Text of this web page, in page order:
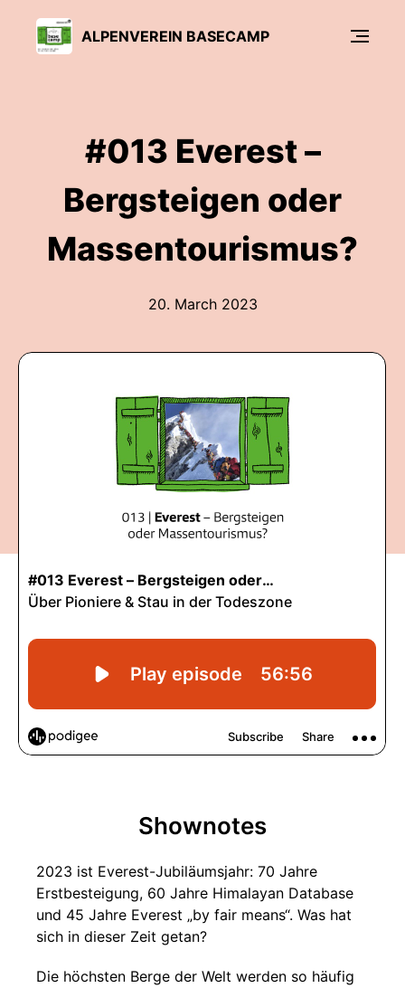
ALPENVEREIN BASECAMP
#013 Everest –
Bergsteigen oder
Massentourismus?
20. March 2023
Shownotes
2023 ist Everest-Jubiläumsjahr: 70 Jahre
Erstbesteigung, 60 Jahre Himalayan Database
und 45 Jahre Everest „by fair means“. Was hat
sich in dieser Zeit getan?
Die höchsten Berge der Welt werden so häufig